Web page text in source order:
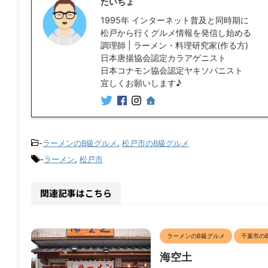
1995年 インターネット普及と同時期に
松戸から行くグルメ情報を発信し始める
調理師 | ラーメン・料理研究家(作る方)
日本唐揚協会認定カラアゲニスト
日本コナモン協会認定ヤキソバニスト
宜しくお願いします♪
-ラーメンのB級グルメ, 松戸市のB級グルメ
-ラーメン, 松戸市
関連記事はこちら
ラーメンのB級グルメ 千葉市の
海空土